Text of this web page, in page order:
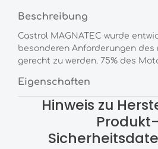
Beschreibung
Castrol MAGNATEC wurde
besonderen Anforderungen des
gerecht zu werden. 75% des
Eigenschaften
Hinweis zu